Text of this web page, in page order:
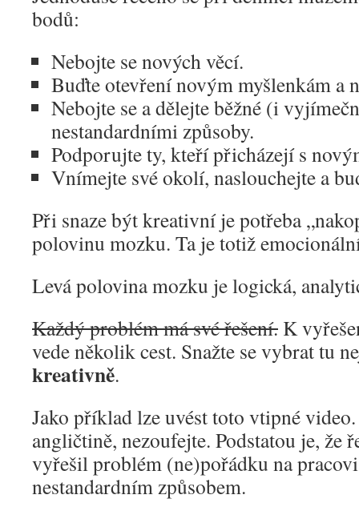
bodů:
Nebojte se nových věcí.
Buďte otevření novým myšlenkám a
Nebojte se a dělejte běžné (i
nestandardními způsoby.
Podporujte ty, kteří přicházejí s
Vnímejte své okolí, naslouchejte a
Při snaze být kreativní je potřeba
polovinu mozku. Ta je totiž
Levá polovina mozku je logická,
Každý problém má své řešení. K
vede několik cest. Snažte se vybrat tu
kreativně.
Jako příklad lze uvést toto vtipné
angličtině, nezoufejte. Podstatou je, že
vyřešil problém (ne)pořádku na
nestandardním způsobem.